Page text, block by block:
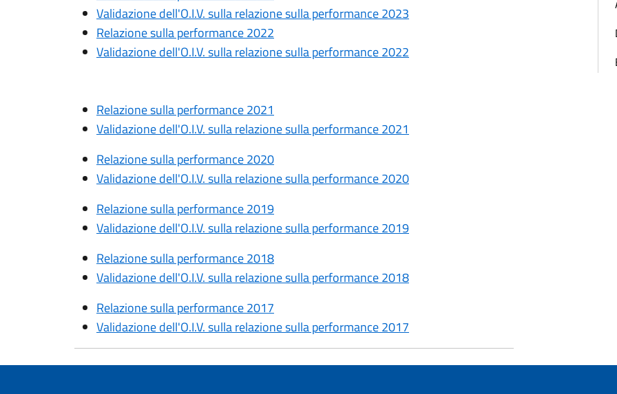
Validazione dell'O.I.V. sulla relazione sulla performance 2023
Relazione sulla performance 2022
Validazione dell'O.I.V. sulla relazione sulla performance 2022
Relazione sulla performance 2021
Validazione dell'O.I.V. sulla relazione sulla performance 2021
Relazione sulla performance 2020
Validazione dell'O.I.V. sulla relazione sulla performance 2020
Relazione sulla performance 2019
Validazione dell'O.I.V. sulla relazione sulla performance 2019
Relazione sulla performance 2018
Validazione dell'O.I.V. sulla relazione sulla performance 2018
Relazione sulla performance 2017
Validazione dell'O.I.V. sulla relazione sulla performance 2017